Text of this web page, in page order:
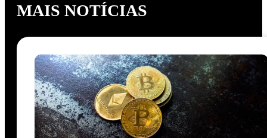
MAIS NOTÍCIAS